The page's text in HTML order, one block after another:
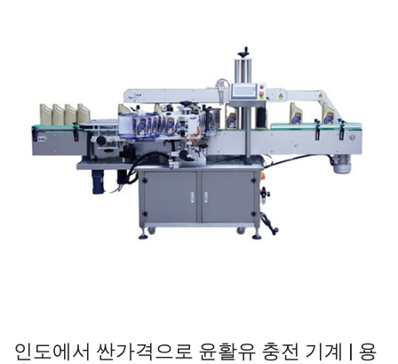
인도에서 싼가격으로 윤활유 충전 기계 | 용